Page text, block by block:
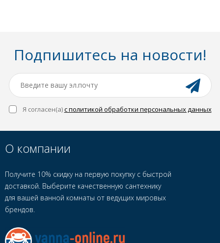
Подпишитесь на новости!
Я согласен(a)с политикой обработки персональных данных
О компании
Получите 10% скидку на первую покупку с быстрой
доставкой. Выберите качественную сантехнику
для вашей ванной комнаты от ведущих мировых
брендов.